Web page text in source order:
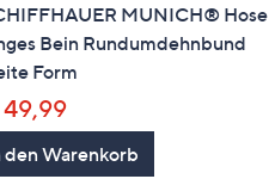
MUNICH® Hose
Bein Rundumdehnbund
Form
den Warenkorb